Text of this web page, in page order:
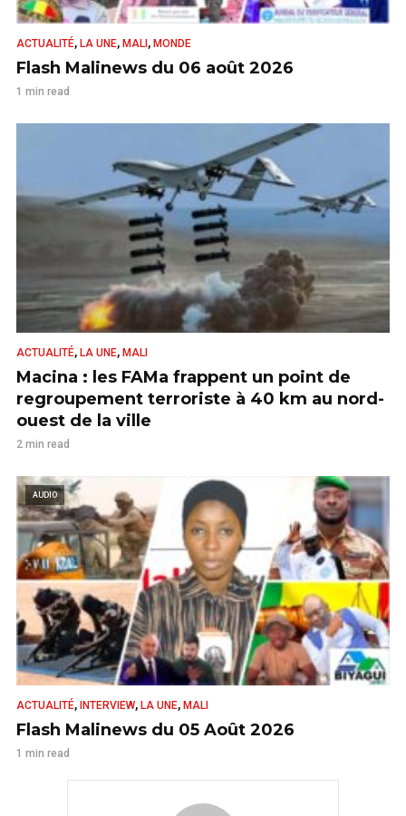
ACTUALITÉ, LA UNE, MALI , MONDE
Flash Malinews du 06 août 2026
1 min read
ACTUALITÉ, LA UNE, MALI
Macina : les FAMa frappent un point de
regroupement terroriste à 40 km au nord-
ouest de la ville
2 min read
AUDIO
ACTUALITÉ, INTERVIEW, LA UNE, MALI
Flash Malinews du 05 Août 2026
1 min read